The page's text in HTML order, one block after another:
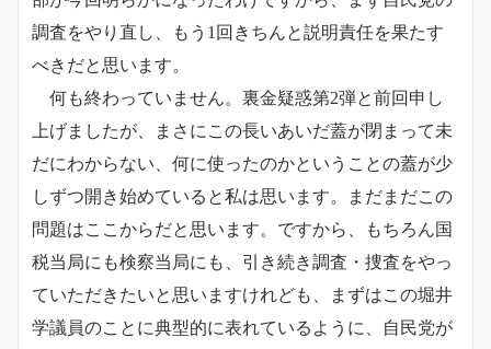
調査をやり直し、もう1回きちんと説明責任を果たす
べきだと思います。
何も終わっていません。裏金疑惑第2弾と前回申し
上げましたが、まさにこの長いあいだ蓋が閉まって未
だにわからない、何に使ったのかということの蓋が少
しずつ開き始めていると私は思います。まだまだこの
問題はここからだと思います。ですから、もちろん国
税当局にも検察当局にも、引き続き調査・捜査をやっ
ていただきたいと思いますけれども、まずはこの堀井
学議員のことに典型的に表れているように、自民党が